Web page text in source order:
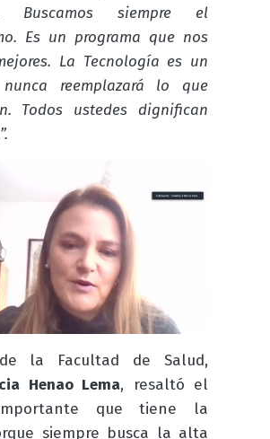
Buscamos siempre el
Es un programa que nos
La Tecnología es un
reemplazará lo que
Todos ustedes dignifican
la Facultad de Salud,
Henao Lema, resaltó el
que tiene la
siempre busca la alta